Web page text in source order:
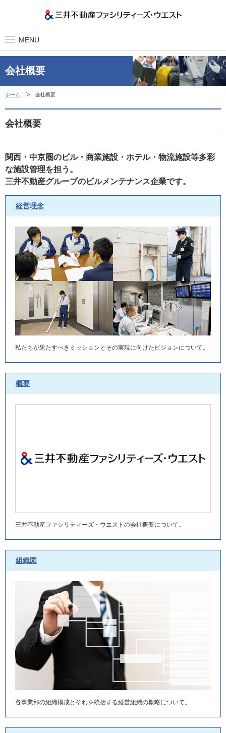
MENU
会社概要
ホーム 会社概要
会社概要
関西・中京圏のビル・商業施設・ホテル・物流施設等多彩
な施設管理を担う。
三井不動産グループのビルメンテナンス企業です。
経営理念
私たちが果たすべきミッションと その実現に向けたビジョンについて。
概要
三井不動産ファシリティーズ・ウエストの会社概要について。
組織図
各事業部の組織構成と それを統括する経営組織の概略について。